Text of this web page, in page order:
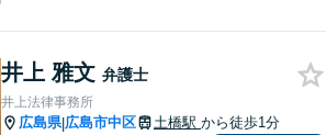
件、借金問題、消費者被害を
取り扱っております。
井上 雅文 弁護士
井上法律事務所
広島県|広島市中区 土橋駅 から徒歩1分